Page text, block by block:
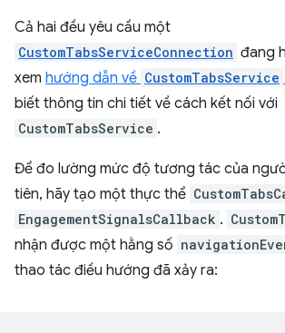
Cả hai đều yêu cầu một
CustomTabsServiceConnection đang
xem hướng dẫn về CustomTabsService
biết thông tin chi tiết về cách kết nối với
CustomTabsService .
Để đo lường mức độ tương tác của
tiên, hãy tạo một thực thể
EngagementSignalsCallback .
nhận được một hằng số
thao tác điều hướng đã xảy ra: